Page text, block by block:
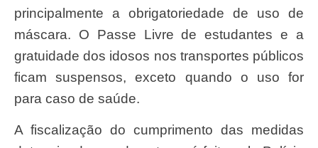
principalmente a obrigatoriedade de uso de
máscara. O Passe Livre de estudantes e a
gratuidade dos idosos nos transportes públicos
ficam suspensos, exceto quando o uso for
para caso de saúde.
A fiscalização do cumprimento das medidas